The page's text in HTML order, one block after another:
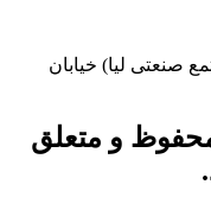
(مجتمع صنعتی لیا) خیابان
و متعلق